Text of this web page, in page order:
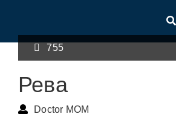
755
Рева
Doctor MOM